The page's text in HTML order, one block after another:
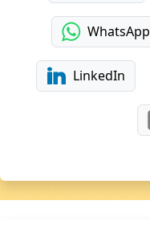
WhatsApp
LinkedIn